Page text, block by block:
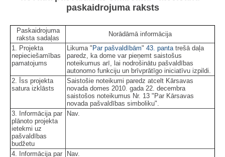
paskaidrojuma raksts
Paskaidrojuma
raksta sadaļas
Norādāmā informācija
1. Projekta
nepieciešamības
pamatojums
Likuma " Par pašvaldībām" 43. panta trešā daļa
paredz, ka dome var pieņemt saistošus
noteikumus arī, lai nodrošinātu pašvaldības
autonomo funkciju un brīvprātīgo iniciatīvu izpildi.
2. Īss projekta
satura izklāsts
Saistošie noteikumi paredz atcelt Kārsavas
novada domes 2010. gada 22. decembra
saistošos noteikumus Nr. 13 "Par Kārsavas
novada pašvaldības simboliku".
3. Informācija par
plānoto projekta
ietekmi uz
pašvaldības
budžetu
Nav.
4. Informācija par
Nav.